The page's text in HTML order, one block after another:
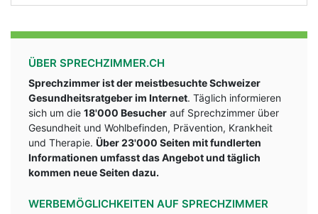
ÜBER SPRECHZIMMER.CH
Sprechzimmer ist der meistbesuchte Schweizer
Gesundheitsratgeber im Internet. Täglich informieren
sich um die 18'000 Besucher auf Sprechzimmer über
Gesundheit und Wohlbefinden, Prävention, Krankheit
und Therapie. Über 23'000 Seiten mit fundlerten
Informationen umfasst das Angebot und täglich
kommen neue Seiten dazu.
WERBEMÖGLICHKEITEN AUF SPRECHZIMMER